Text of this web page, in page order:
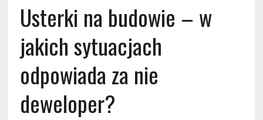
Usterki na budowie – w
jakich sytuacjach
odpowiada za nie
deweloper?